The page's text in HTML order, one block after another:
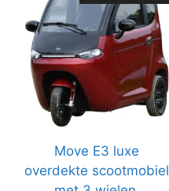
Move E3 luxe
overdekte scootmobiel